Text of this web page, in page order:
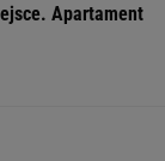
Apartament